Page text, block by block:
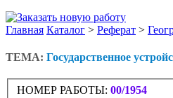
Главная Каталог > Реферат >
ТЕМА: Государственное
НОМЕР РАБОТЫ: 00/1954